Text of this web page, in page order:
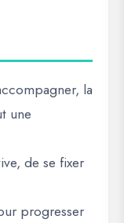
la
une
de se fixer
progresser